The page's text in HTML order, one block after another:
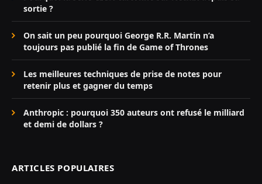
sortie ?
On sait un peu pourquoi George R.R. Martin n’a
toujours pas publié la fin de Game of Thrones
Les meilleures techniques de prise de notes pour
retenir plus et gagner du temps
Anthropic : pourquoi 350 auteurs ont refusé le milliard
et demi de dollars ?
ARTICLES POPULAIRES